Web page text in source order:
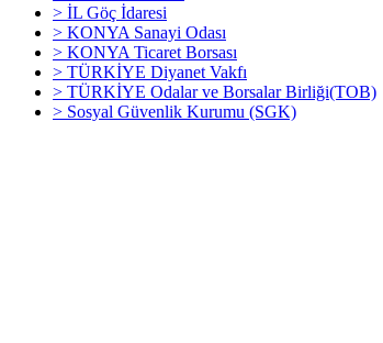
> İL Göç İdaresi
> KONYA Sanayi Odası
> KONYA Ticaret Borsası
> TÜRKİYE Diyanet Vakfı
> TÜRKİYE Odalar ve Borsalar Birliği(TOB)
> Sosyal Güvenlik Kurumu (SGK)